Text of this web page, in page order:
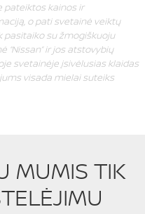
pateiktos kainos ir
o pati svetainė veiktų
pasitaiko su žmogiškuoju
“Nissan” ir jos atstovybių
svetainėje įsivėlusias klaidas
visada mielai suteiks
MUMIS TIK